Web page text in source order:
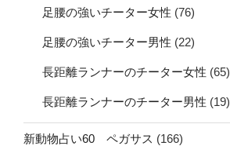
足腰の強いチーター女性 (76)
足腰の強いチーター男性 (22)
長距離ランナーのチーター女性 (65)
長距離ランナーのチーター男性 (19)
新動物占い60 ペガサス (166)